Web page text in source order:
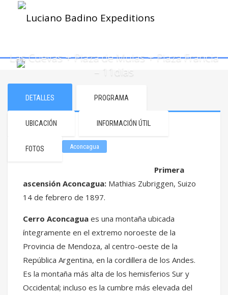
Las Cuevas + Plaza de Mulas + Plaza Francia
– 11días
DETALLES PROGRAMA
UBICACIÓN INFORMACIÓN ÚTIL
FOTOS Aconcagua
Primera
ascensión Aconcagua: Mathias Zubriggen, Suizo
14 de febrero de 1897.
Cerro Aconcagua es una montaña ubicada
íntegramente en el extremo noroeste de la
Provincia de Mendoza, al centro-oeste de la
República Argentina, en la cordillera de los Andes.
Es la montaña más alta de los hemisferios Sur y
Occidental; incluso es la cumbre más elevada del